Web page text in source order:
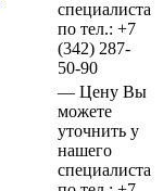
специалиста
по тел.: +7
(342) 287-
50-90
— Цену Вы
можете
уточнить у
нашего
специалиста